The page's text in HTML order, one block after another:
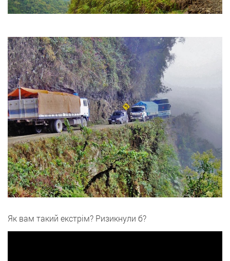
Як вам такий екстрім? Ризикнули б?